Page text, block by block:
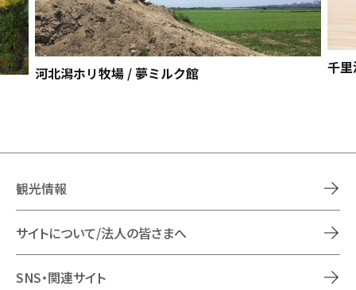
河北潟ホリ牧場 / 夢ミルク館 千
観光情報
サイトについて/法人の皆さまへ
SNS・関連サイト